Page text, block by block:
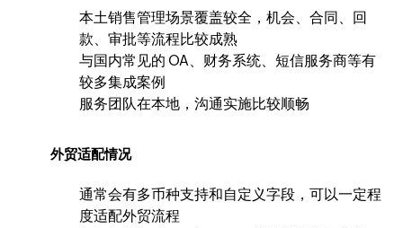
本土销售管理场景覆盖较全，机会、合同、回
款、审批等流程比较成熟
与国内常见的 OA、财务系统、短信服务商等有
较多集成案例
服务团队在本地，沟通实施比较顺畅
外贸适配情况
通常会有多币种支持和自定义字段，可以一定程
度适配外贸流程